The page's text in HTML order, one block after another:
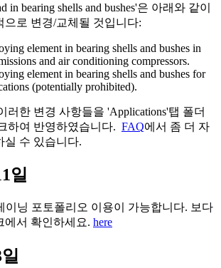
in bearing shells and bushes'은 아래와 같이
으로 변경/교체될 것입니다:
element in bearing shells and bushes in
and air conditioning compressors.
element in bearing shells and bushes for
(potentially prohibited).
러한 변경 사항들을 'Applications'탭 폴더
하여 반영하였습니다. FAQ에서 좀 더 자
실 수 있습니다.
일
이닝 포토폴리오 이용이 가능합니다. 보다
에서 확인하세요. here